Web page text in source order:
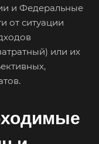
и Федеральные
от ситуации
или их